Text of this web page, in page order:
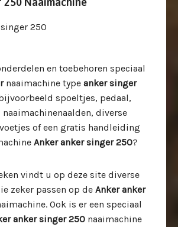
250
en toebehoren speciaal
naaimachine type anker singer
spoeltjes, pedaal,
diverse
of een gratis handleiding
Anker anker singer 250?
vindt u op deze site diverse
zeker passen op de Anker anker
Ook is er een speciaal
anker singer 250 naaimachine